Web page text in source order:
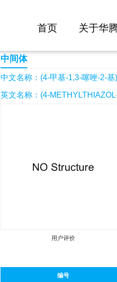
首页 关于华
(4-甲基-1,3-噻唑-2-基)甲醇
中间体
中文名称：(4-甲基-1,3-噻唑-2-基
英文名称：(4-
用户评价
编号